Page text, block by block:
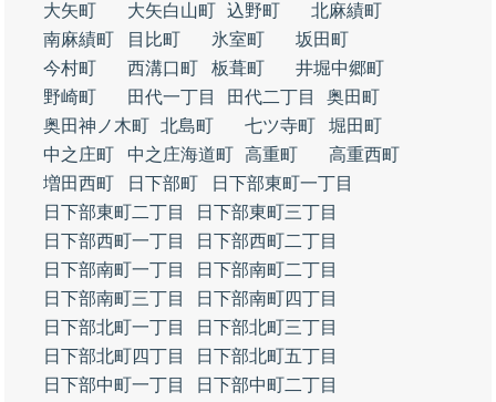
大矢町
大矢白山町 込野町
北麻績町
南麻績町
目比町 氷室町
坂田町
今村町
西溝口町 板葺町
井堀中郷町
野崎町
田代一丁目 田代二丁目
奥田町
奥田神ノ木町 北島町 七ツ寺町
堀田町
中之庄町
中之庄海道町 高重町
高重西町
増田西町
日下部町
日下部東町一丁目
日下部東町二丁目
日下部東町三丁目
日下部西町一丁目
日下部西町二丁目
日下部南町一丁目
日下部南町二丁目
日下部南町三丁目
日下部南町四丁目
日下部北町一丁目
日下部北町三丁目
日下部北町四丁目
日下部北町五丁目
日下部中町一丁目
日下部中町二丁目